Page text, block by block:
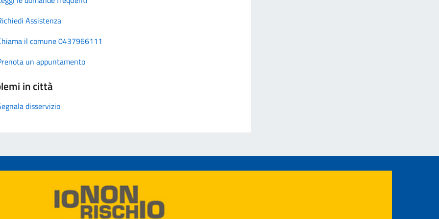
Assistenza
il comune 0437966111
un appuntamento
in città
disservizio